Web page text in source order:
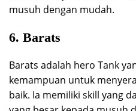
musuh dengan mudah.
6. Barats
Barats adalah hero Tank
kemampuan untuk
baik. Ia memiliki skill yang